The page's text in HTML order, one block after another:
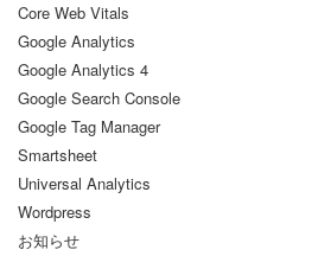
Core Web Vitals
Google Analytics
Google Analytics 4
Google Search Console
Google Tag Manager
Smartsheet
Universal Analytics
Wordpress
お知らせ